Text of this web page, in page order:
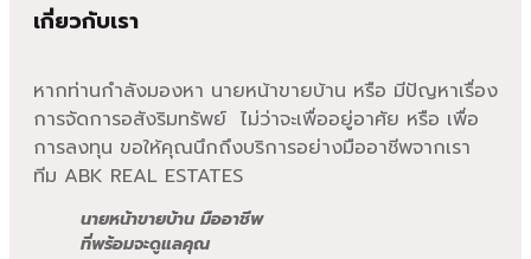
เกี่ยวกับเรา
หากท่านกำลังมองหา นายหน้าขายบ้าน หรือ มีปัญหาเรื่อง
การจัดการอสังริมทรัพย์ ไม่ว่าจะเพื่ออยู่อาศัย หรือ เพื่อ
การลงทุน ขอให้คุณนึกถึงบริการอย่างมืออาชีพจากเรา
ทีม ABK REAL ESTATES
นายหน้าขายบ้าน มืออาชีพ
ที่พร้อมจะดูแลคุณ